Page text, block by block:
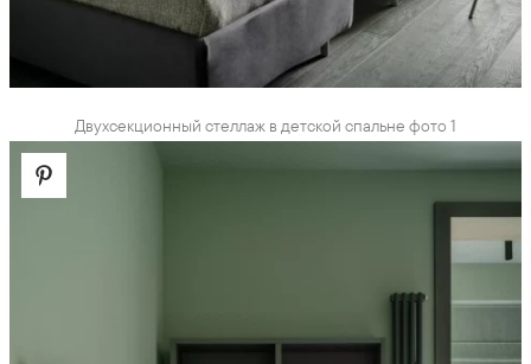
Двухсекционный стеллаж в детской спальне фото 1